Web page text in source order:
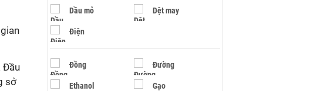
Đầu
sở
Dầu mỏ Dệt may
Điện
Đồng Đường
Ethanol Gạo